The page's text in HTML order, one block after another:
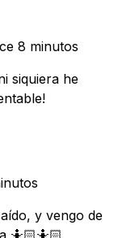
8 minutos
siquiera he
y vengo de
🤷🏻🤷🏻